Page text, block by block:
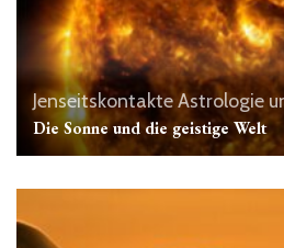
JenseitskontakteAstrologie
Die Sonne und die geistige Welt